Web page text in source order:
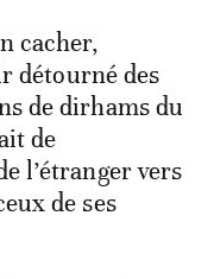
cacher,
détourné des
de dirhams du
de
l’étranger vers
de ses